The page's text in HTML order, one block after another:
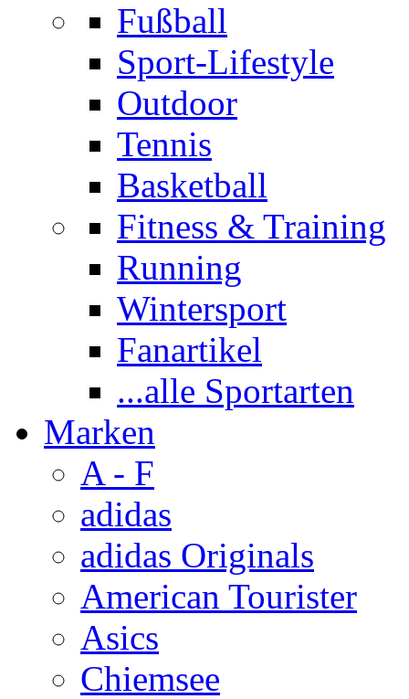
Fußball
Sport-Lifestyle
Outdoor
Tennis
Basketball
Fitness & Training
Running
Wintersport
Fanartikel
...alle Sportarten
Marken
A - F
adidas
adidas Originals
American Tourister
Asics
Chiemsee